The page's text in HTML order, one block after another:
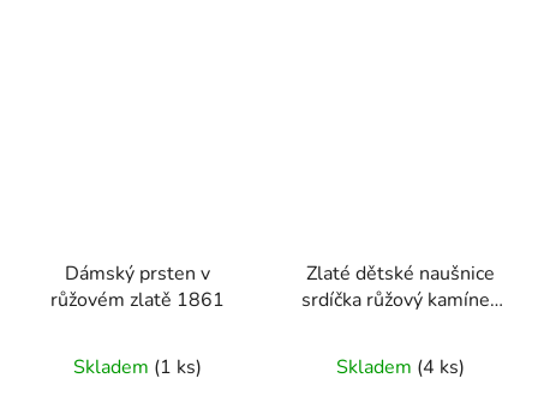
Dámský prsten v
růžovém zlatě 1861
hodnocení
Skladem (1 ks)
Zlaté dětské naušnice
srdíčka růžový kamínek
Skladem (4 ks)